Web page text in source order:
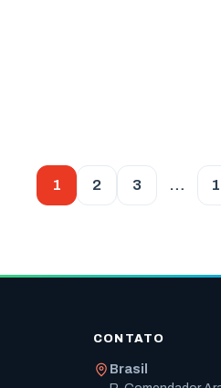
1 2 3 …
CONTATO
Brasil